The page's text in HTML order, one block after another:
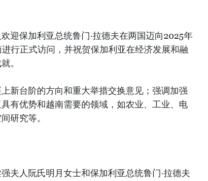
迎保加利亚总统鲁门·拉德夫在两国迈向2025年
行正式访问，并祝贺保加利亚在经济发展和融
。
新台阶的方向和重大举措交换意见；强调加强
有优势和越南需要的领域，如农业、工业、电
研究等。
夫人阮氏明月女士和保加利亚总统鲁门·拉德夫